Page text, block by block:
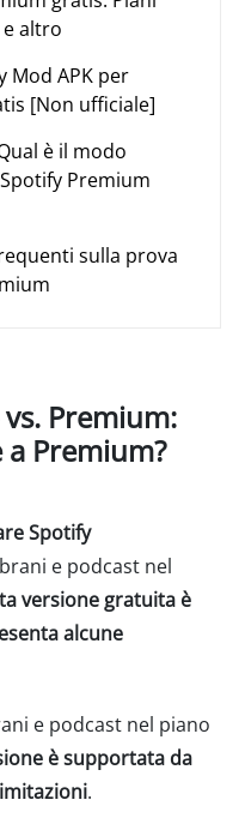
altro
Mod APK per
[Non ufficiale]
è il modo
Premium
sulla prova
Premium:
a Premium?
Spotify
e podcast nel
versione gratuita è
alcune
e podcast nel piano
è supportata da
.